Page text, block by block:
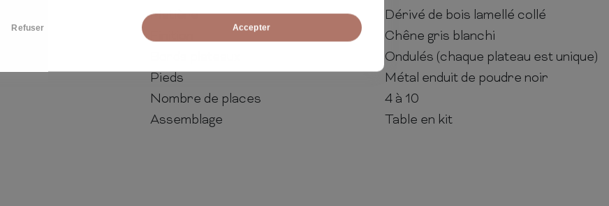
Refuser Accepter
Matière
Dérivé de bois lamellé collé
Finition
Chêne gris blanchi
Ondulés (chaque plateau est unique)
Pieds
Métal enduit de poudre noir
Nombre de places
4 à 10
Assemblage
Table en kit